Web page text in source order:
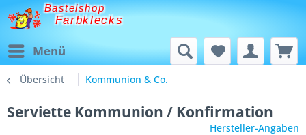
Bastelshop
Farbklecks
Menü
Übersicht Kommunion & Co.
Serviette Kommunion / Konfirmation
Hersteller-Angaben